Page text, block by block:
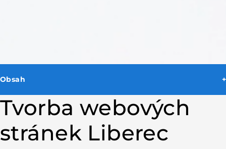
Obsah
Proč je web důležitý pro každou firmu v Liberci
Zákazníci vás musí najít – a musí vám věřit
Lokální viditelnost je výhoda, kterou musíte využít
Co všechno dobrý web dokáže
Přivádí nové zákazníky automaticky
Tvorba webových
stránek Liberec